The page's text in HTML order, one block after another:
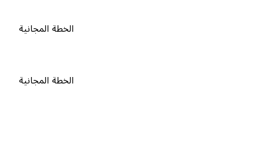
الخطة المجانية
الخطة المجانية